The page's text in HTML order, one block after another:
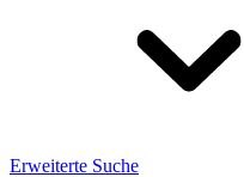
Erweiterte Suche